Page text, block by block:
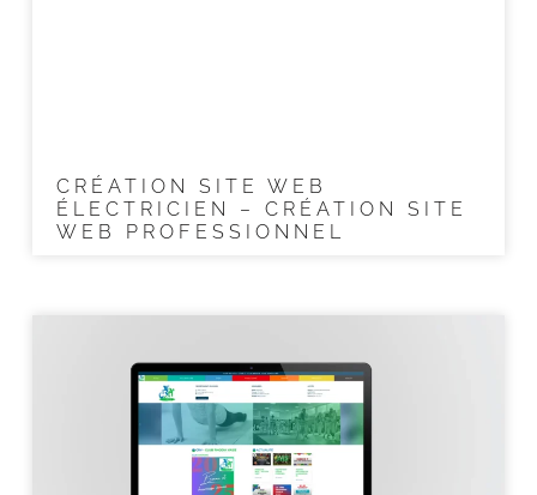
CRÉATION SITE WEB
ÉLECTRICIEN – CRÉATION SITE
WEB PROFESSIONNEL